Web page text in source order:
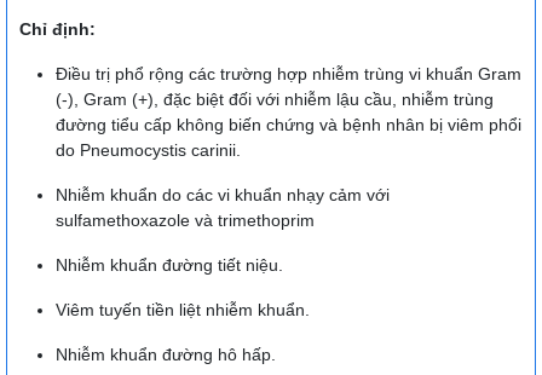
Chỉ định:
Điều trị phổ rộng các trường hợp nhiễm trùng vi khuẩn Gram
(-), Gram (+), đặc biệt đối với nhiễm lậu cầu, nhiễm trùng
đường tiểu cấp không biến chứng và bệnh nhân bị viêm phổi
do Pneumocystis carinii.
Nhiễm khuẩn do các vi khuẩn nhạy cảm với
sulfamethoxazole và trimethoprim
Nhiễm khuẩn đường tiết niệu.
Viêm tuyến tiền liệt nhiễm khuẩn.
Nhiễm khuẩn đường hô hấp.